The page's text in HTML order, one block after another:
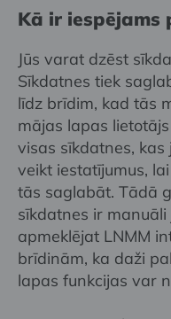
Kā ir
Jūs varat dzēst
Sīkdatnes tiek
līdz brīdim, kad tās
mājas lapas
visas sīkdatnes,
veikt iestatījumus,
tās saglabāt. Tādā
sīkdatnes ir
apmeklējat LNMM
brīdinām, ka daži
lapas funkcijas var